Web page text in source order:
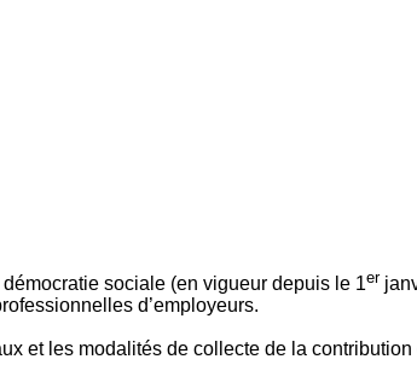
sociale (en vigueur depuis le 1er
d’employeurs.
et les modalités de collecte de la